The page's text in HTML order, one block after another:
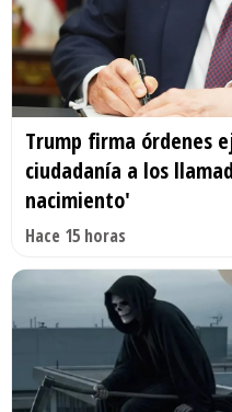
Trump firma órdenes
ciudadanía a los
nacimiento'
Hace 15 horas